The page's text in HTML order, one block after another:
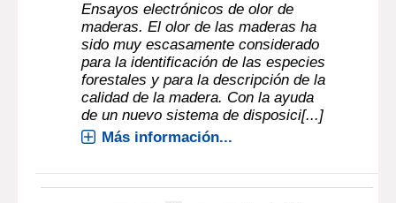
Ensayos electrónicos de olor de
maderas. El olor de las maderas ha
sido muy escasamente considerado
para la identificación de las especies
forestales y para la descripción de la
calidad de la madera. Con la ayuda
de un nuevo sistema de disposici[...]
Más información...